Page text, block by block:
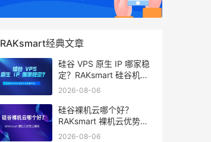
RAKsmart经典文章
硅谷 VPS 原生 IP 哪家稳
定？RAKsmart 硅谷机房
深度评测
2026-08-06
硅谷裸机云哪个好？
RAKsmart 裸机云优势全
解析
2026-08-06